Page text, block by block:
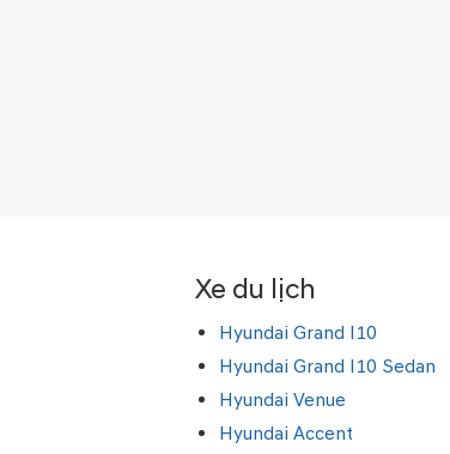
Xe du lịch
Hyundai Grand I10
Hyundai Grand I10 Sedan
Hyundai Venue
Hyundai Accent